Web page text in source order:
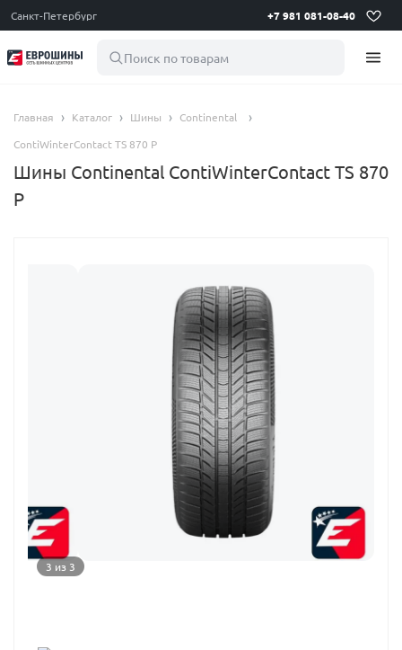
Санкт-Петербург +7 981 081-08-40
Поиск по товарам
Главная Каталог Шины
Continental
ContiWinterContact TS 870 P
Шины Continental ContiWinterContact TS 870
P
3 из 3